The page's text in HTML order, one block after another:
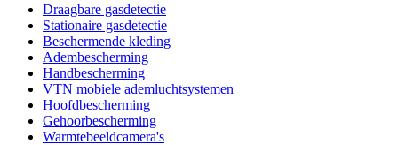
Draagbare gasdetectie
Stationaire gasdetectie
Beschermende kleding
Adembescherming
Handbescherming
VTN mobiele ademluchtsystemen
Hoofdbescherming
Gehoorbescherming
Warmtebeeldcamera's